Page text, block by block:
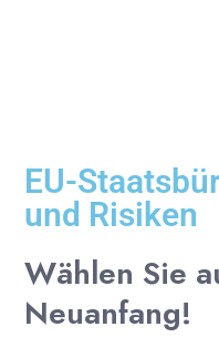
EU-
und Risiken
Wählen Sie
Neuanfang!